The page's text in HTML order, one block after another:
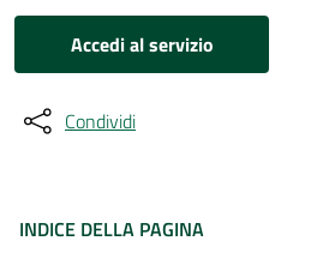
Accedi al servizio
Condividi
INDICE DELLA PAGINA